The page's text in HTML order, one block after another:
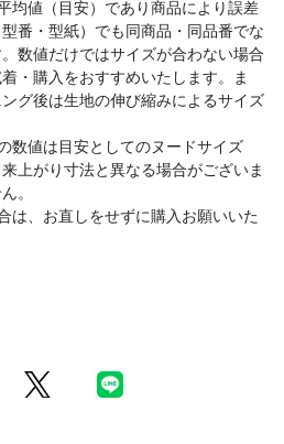
均値（目安）であり商品により誤差
番・型紙）でも同商品・同品番でな
数値だけではサイズが合わない場合
・購入をおすすめいたします。ま
グ後は生地の伸び縮みによるサイズ
数値は目安としてのヌードサイズ
上がり寸法と異なる場合がございま
。
は、お直しをせずに購入お願いいた